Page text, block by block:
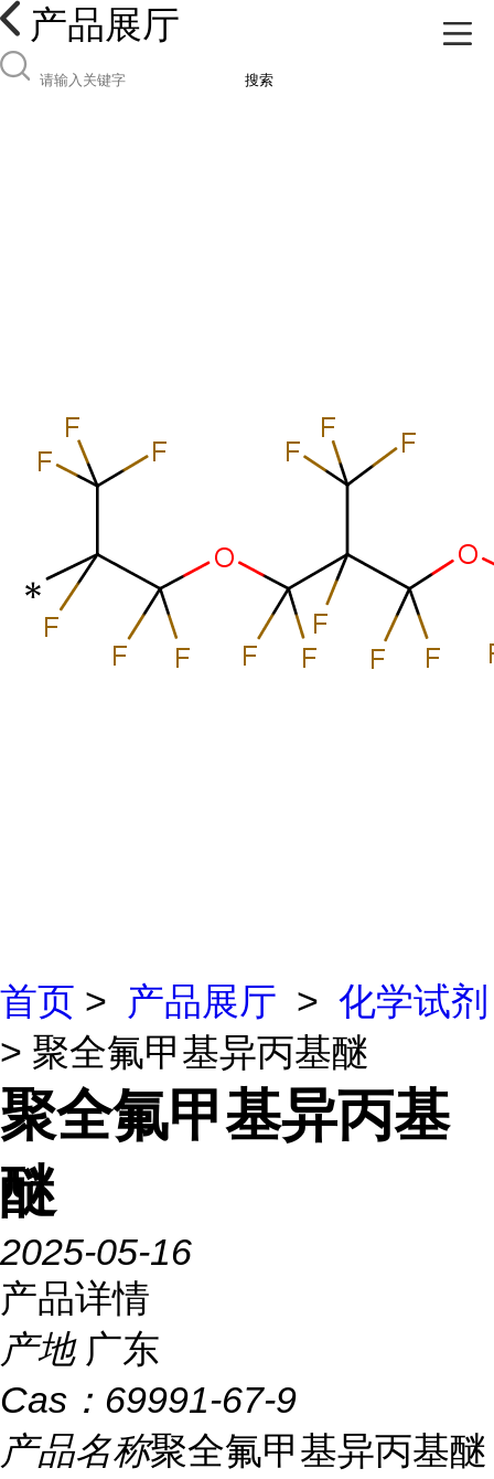
产品展厅
搜索
首页 > 产品展厅 > 化学试剂
> 聚全氟甲基异丙基醚
聚全氟甲基异丙基
醚
2025-05-16
产品详情
产地 广东
Cas： 69991-67-9
产品名称聚全氟甲基异丙基醚